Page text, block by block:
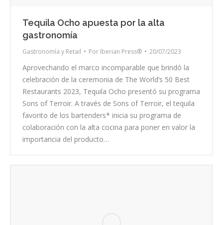
Tequila Ocho apuesta por la alta
gastronomía
Gastronomía y Retail Por Iberian Press® 20/07/2023
Aprovechando el marco incomparable que brindó la
celebración de la ceremonia de The World’s 50 Best
Restaurants 2023, Tequila Ocho presentó su programa
Sons of Terroir. A través de Sons of Terroir, el tequila
favorito de los bartenders* inicia su programa de
colaboración con la alta cocina para poner en valor la
importancia del producto…